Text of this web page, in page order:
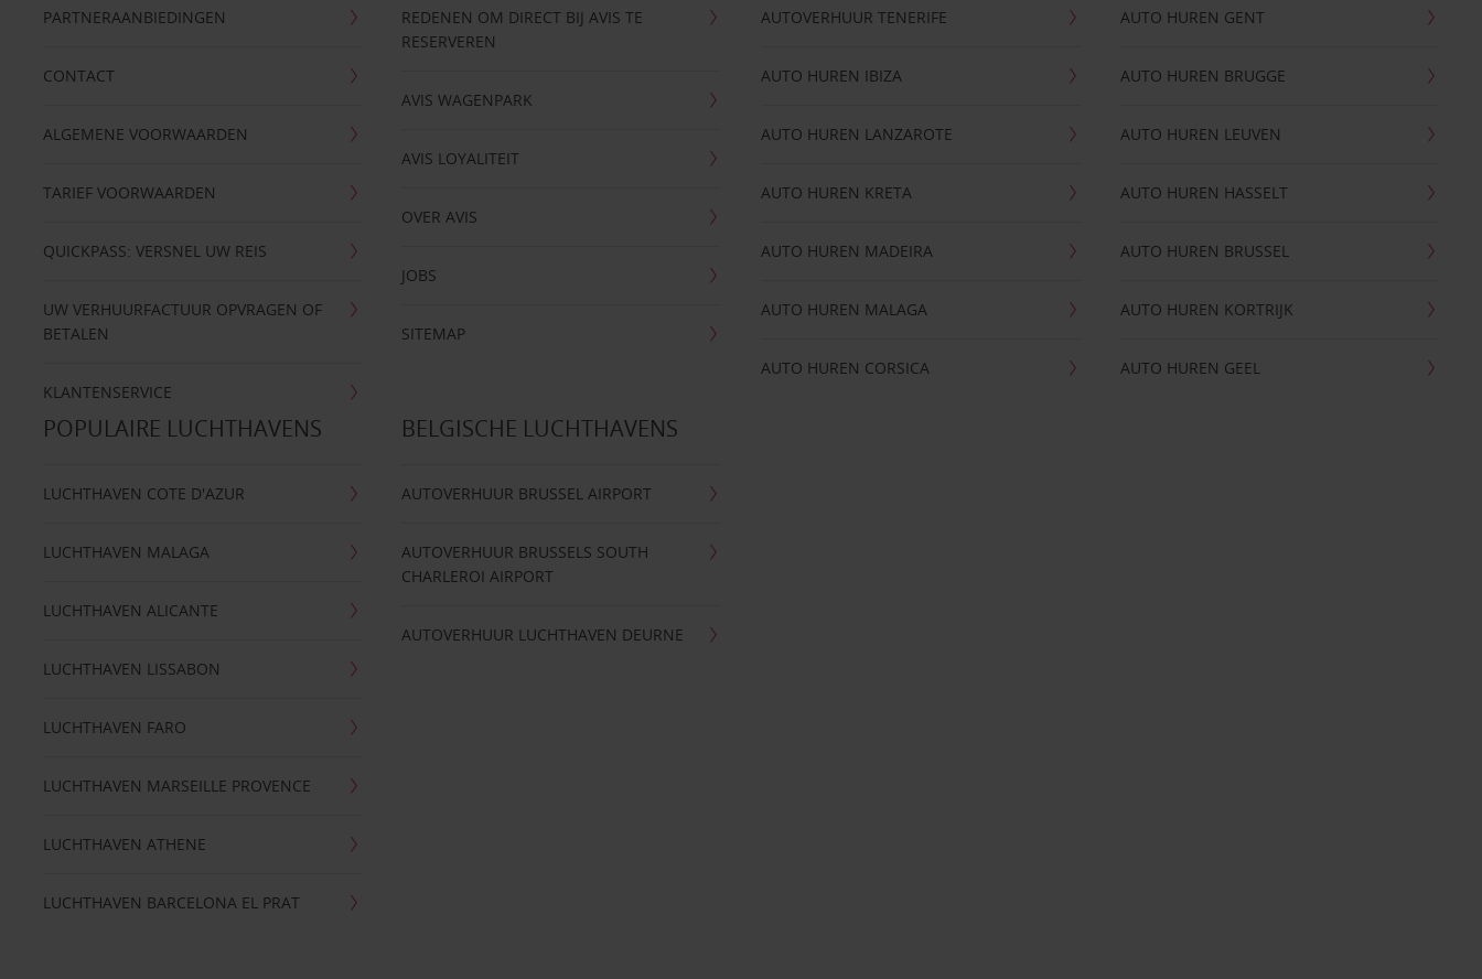
PARTNERAANBIEDINGEN
CONTACT
ALGEMENE VOORWAARDEN
TARIEF VOORWAARDEN
QUICKPASS: VERSNEL UW REIS
UW VERHUURFACTUUR OPVRAGEN OF
BETALEN
KLANTENSERVICE
REDENEN OM DIRECT BIJ AVIS TE
RESERVEREN
AVIS WAGENPARK
AVIS LOYALITEIT
OVER AVIS
JOBS
SITEMAP
AUTOVERHUUR TENERIFE
AUTO HUREN IBIZA
AUTO HUREN LANZAROTE
AUTO HUREN KRETA
AUTO HUREN MADEIRA
AUTO HUREN MALAGA
AUTO HUREN CORSICA
AUTO HUREN GENT
AUTO HUREN BRUGGE
AUTO HUREN LEUVEN
AUTO HUREN HASSELT
AUTO HUREN BRUSSEL
AUTO HUREN KORTRIJK
AUTO HUREN GEEL
POPULAIRE LUCHTHAVENS
LUCHTHAVEN COTE D'AZUR
LUCHTHAVEN MALAGA
LUCHTHAVEN ALICANTE
LUCHTHAVEN LISSABON
LUCHTHAVEN FARO
LUCHTHAVEN MARSEILLE PROVENCE
LUCHTHAVEN ATHENE
LUCHTHAVEN BARCELONA EL PRAT
BELGISCHE LUCHTHAVENS
AUTOVERHUUR BRUSSEL AIRPORT
AUTOVERHUUR BRUSSELS SOUTH
CHARLEROI AIRPORT
AUTOVERHUUR LUCHTHAVEN DEURNE